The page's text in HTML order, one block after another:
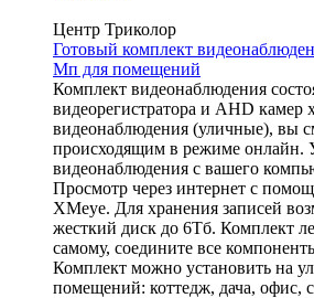
Центр Триколор
Готовый комплект
Мп для помещений
Комплект видеонаблюдения
видеорегистратора и AHD камер
видеонаблюдения (уличные), вы
происходящим в режиме онлайн.
видеонаблюдения с вашего
Просмотр через интернет с
XMeye. Для хранения записей
жесткий диск до 6Тб. Комплект
самому, соедините все
Комплект можно установить на
помещений: коттедж, дача, офис,